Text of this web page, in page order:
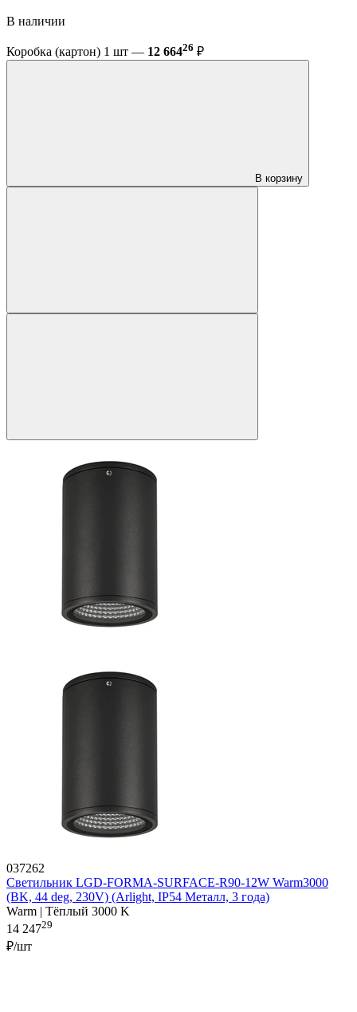
В наличии
Коробка (картон) 1 шт — 12 66426 ₽
В корзину
037262
Светильник LGD-FORMA-SURFACE-R90-12W Warm3000
(BK, 44 deg, 230V) (Arlight, IP54 Металл, 3 года)
Warm | Тёплый 3000 K
14 24729
₽/шт